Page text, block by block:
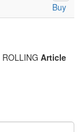
Buy
ROLLING Article